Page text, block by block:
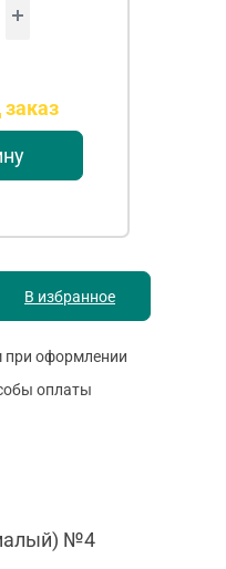
В избранное
при оформлении
оплаты
№4